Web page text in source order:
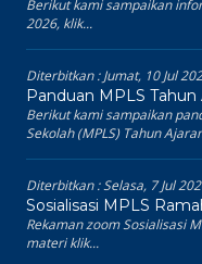
Berikut kami sampaikan
2026, klik...
Diterbitkan :Jumat, 10 Jul
Panduan MPLS Tahun
Berikut kami sampaikan
Sekolah (MPLS) Tahun
Diterbitkan :Selasa, 7 Jul
Sosialisasi MPLS
Rekaman zoom Sosialisasi
materi klik...